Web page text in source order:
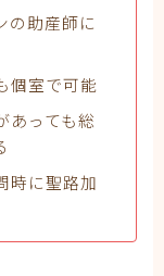
の助産師に
個室で可能
あっても総
時に聖路加